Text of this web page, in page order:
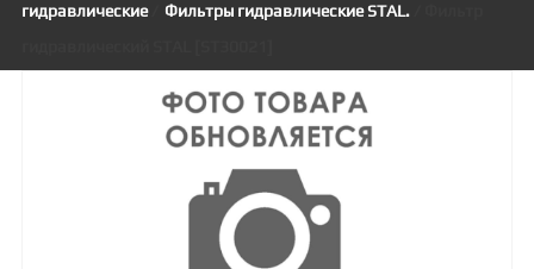
гидравлические/ Фильтры гидравлические STAL./ Фильтр